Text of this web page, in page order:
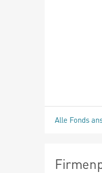
Alle Fonds